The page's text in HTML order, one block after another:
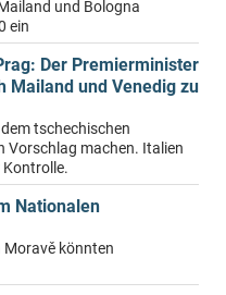
und Bologna
ein
Der Premierminister
Mailand und Venedig zu
tschechischen
Vorschlag machen. Italien
Kontrolle.
Nationalen
Moravě könnten